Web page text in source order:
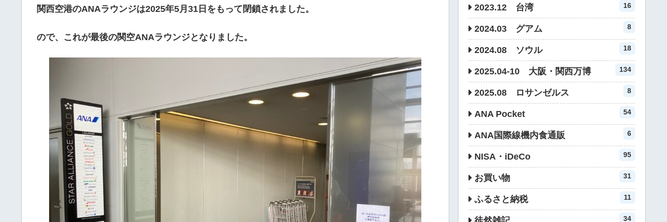
関西空港のANAラウンジは2025年5月31日をもって閉鎖されました。
ので、これが最後の関空ANAラウンジとなりました。
2023.12 台湾 16
2024.03 グアム 8
2024.08 ソウル 18
2025.04-10 大阪・関西万博 134
2025.08 ロサンゼルス 8
ANA Pocket 54
ANA国際線機内食通販 6
NISA・iDeCo 95
お買い物 31
ふるさと納税 11
34